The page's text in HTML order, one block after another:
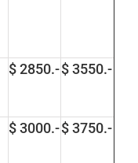
$ 2850.-$ 3550.-
$ 3000.-$ 3750.-